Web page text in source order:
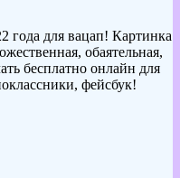
года для вацап! Картинка
обаятельная,
бесплатно онлайн для
фейсбук!